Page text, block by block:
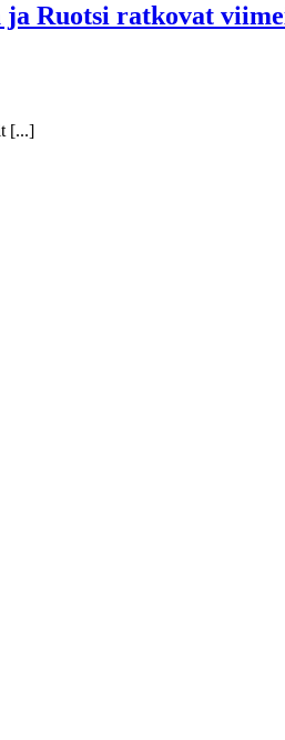
ja Ruotsi ratkovat
[...]